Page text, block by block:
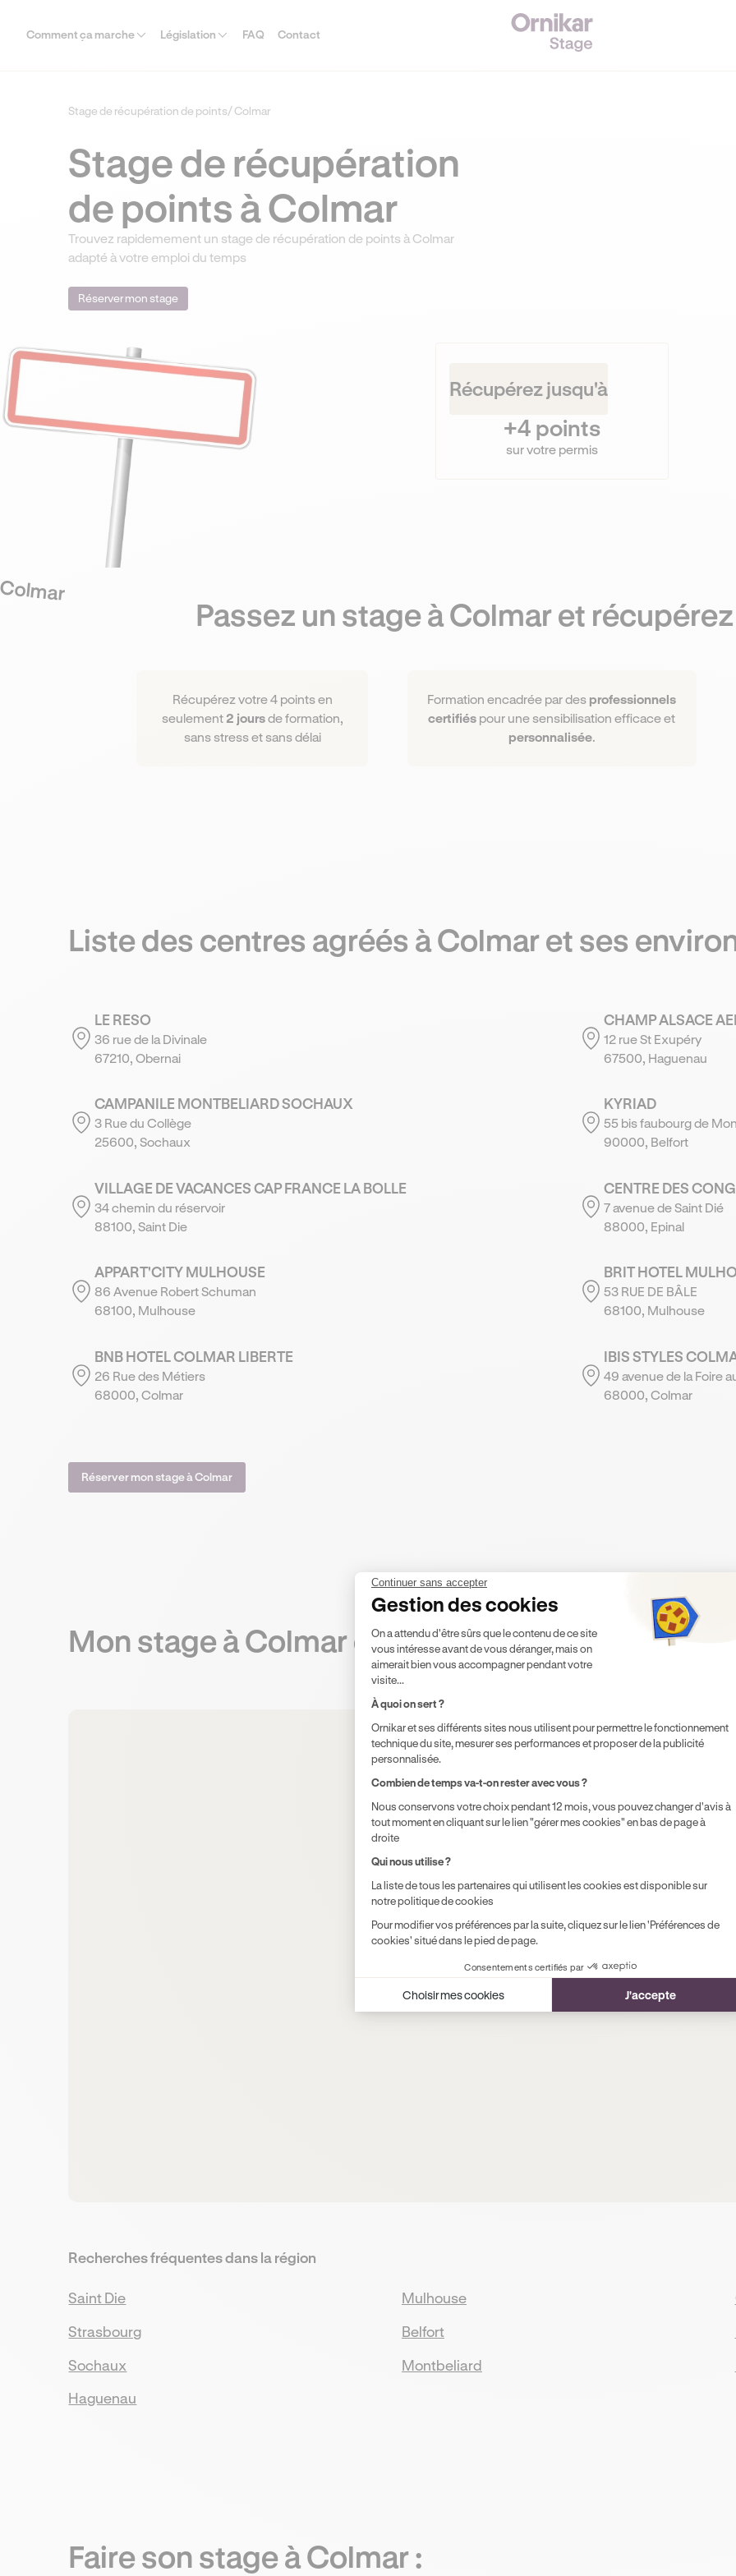
Comment ça marche Législation FAQ Contact
Stage de récupération de points/ Colmar
Stage de récupération
de points à Colmar
Trouvez rapidemement un stage de récupération de points à Colmar
adapté à votre emploi du temps
Réserver mon stage
Récupérez jusqu'à
+4 points
sur votre permis
Passez un stage à Colmar et
Récupérez votre 4 points en
seulement 2 joursde formation,
sans stress et sans délai
Formation encadrée par des professionnels
certifiés pour une sensibilisation efficace et
personnalisée.
Liste des centres agréés à Colmaret ses
LE RESO
36 rue de la Divinale
67210, Obernai
CHAMP ALSACE
12 rue St Exupéry
67500, Haguenau
CAMPANILE MONTBELIARD SOCHAUX
3 Rue du Collège
25600, Sochaux
KYRIAD
55 bis faubourg de
90000, Belfort
VILLAGE DE VACANCES CAP FRANCE LA BOLLE
34 chemin du réservoir
88100, Saint Die
CENTRE DES
7 avenue de Saint Dié
88000, Epinal
APPART'CITY MULHOUSE
86 Avenue Robert Schuman
68100, Mulhouse
BRIT HOTEL
53 RUE DE BÂLE
68100, Mulhouse
BNB HOTEL COLMAR LIBERTE
26 Rue des Métiers
68000, Colmar
IBIS STYLES
49 avenue de la Foire
68000, Colmar
Réserver mon stage à Colmar
Mon stageà Colmaret ses environs
Recherches fréquentes dans la région
Saint Die Mulhouse
Strasbourg Belfort
Sochaux Montbeliard
Haguenau
Faire son stageà Colmar:
Continuer sans accepter
Gestion des cookies
Plateforme de Gestion du
On a attendu d'être sûrs que le contenu de ce site
vous intéresse avant de vous déranger, mais on
aimerait bien vous accompagner pendant votre
visite...
À quoi on sert ?
Ornikar et ses différents sites nous utilisent pour permettre le fonctionnement
technique du site, mesurer ses performances et proposer de la publicité
personnalisée.
Combien de temps va-t-on rester avec vous ?
Nous conservons votre choix pendant 12 mois, vous pouvez changer d'avis à
tout moment en cliquant sur le lien "gérer mes cookies" en bas de page à
droite
Qui nous utilise ?
La liste de tous les partenaires qui utilisent les cookies est disponible sur
notre politique de cookies
Pour modifier vos préférences par la suite, cliquez sur le lien 'Préférences de
cookies' situé dans le pied de page.
Consentements certifiés par
Choisir mes cookies J'accepte
Axeptio consent